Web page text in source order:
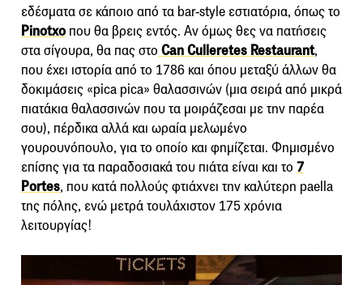
εδέσματα σε κάποιο από τα bar-style εστιατόρια, όπως το
Pinotxo που θα βρεις εντός. Αν όμως θες να πατήσεις
στα σίγουρα, θα πας στο Can Culleretes Restaurant,
που έχει ιστορία από το 1786 και όπου μεταξύ άλλων θα
δοκιμάσεις «pica pica» θαλασσινών (μια σειρά από μικρά
πιατάκια θαλασσινών που τα μοιράζεσαι με την παρέα
σου), πέρδικα αλλά και ωραία μελωμένο
γουρουνόπουλο, για το οποίο και φημίζεται. Φημισμένο
επίσης για τα παραδοσιακά του πιάτα είναι και το 7
Portes, που κατά πολλούς φτιάχνει την καλύτερη paella
της πόλης, ενώ μετρά τουλάχιστον 175 χρόνια
λειτουργίας!